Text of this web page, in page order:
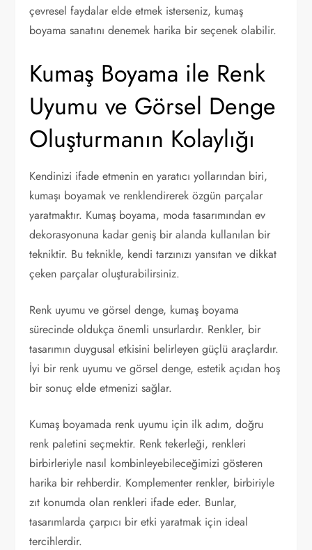
çevresel faydalar elde etmek isterseniz, kumaş
boyama sanatını denemek harika bir seçenek olabilir.
Kumaş Boyama ile Renk
Uyumu ve Görsel Denge
Oluşturmanın Kolaylığı
Kendinizi ifade etmenin en yaratıcı yollarından biri,
kumaşı boyamak ve renklendirerek özgün parçalar
yaratmaktır. Kumaş boyama, moda tasarımından ev
dekorasyonuna kadar geniş bir alanda kullanılan bir
tekniktir. Bu teknikle, kendi tarzınızı yansıtan ve dikkat
çeken parçalar oluşturabilirsiniz.
Renk uyumu ve görsel denge, kumaş boyama
sürecinde oldukça önemli unsurlardır. Renkler, bir
tasarımın duygusal etkisini belirleyen güçlü araçlardır.
İyi bir renk uyumu ve görsel denge, estetik açıdan hoş
bir sonuç elde etmenizi sağlar.
Kumaş boyamada renk uyumu için ilk adım, doğru
renk paletini seçmektir. Renk tekerleği, renkleri
birbirleriyle nasıl kombinleyebileceğimizi gösteren
harika bir rehberdir. Komplementer renkler, birbiriyle
zıt konumda olan renkleri ifade eder. Bunlar,
tasarımlarda çarpıcı bir etki yaratmak için ideal
tercihlerdir.